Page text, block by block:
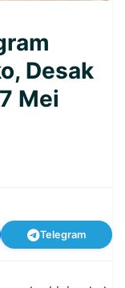
Desak
Mei
Telegram